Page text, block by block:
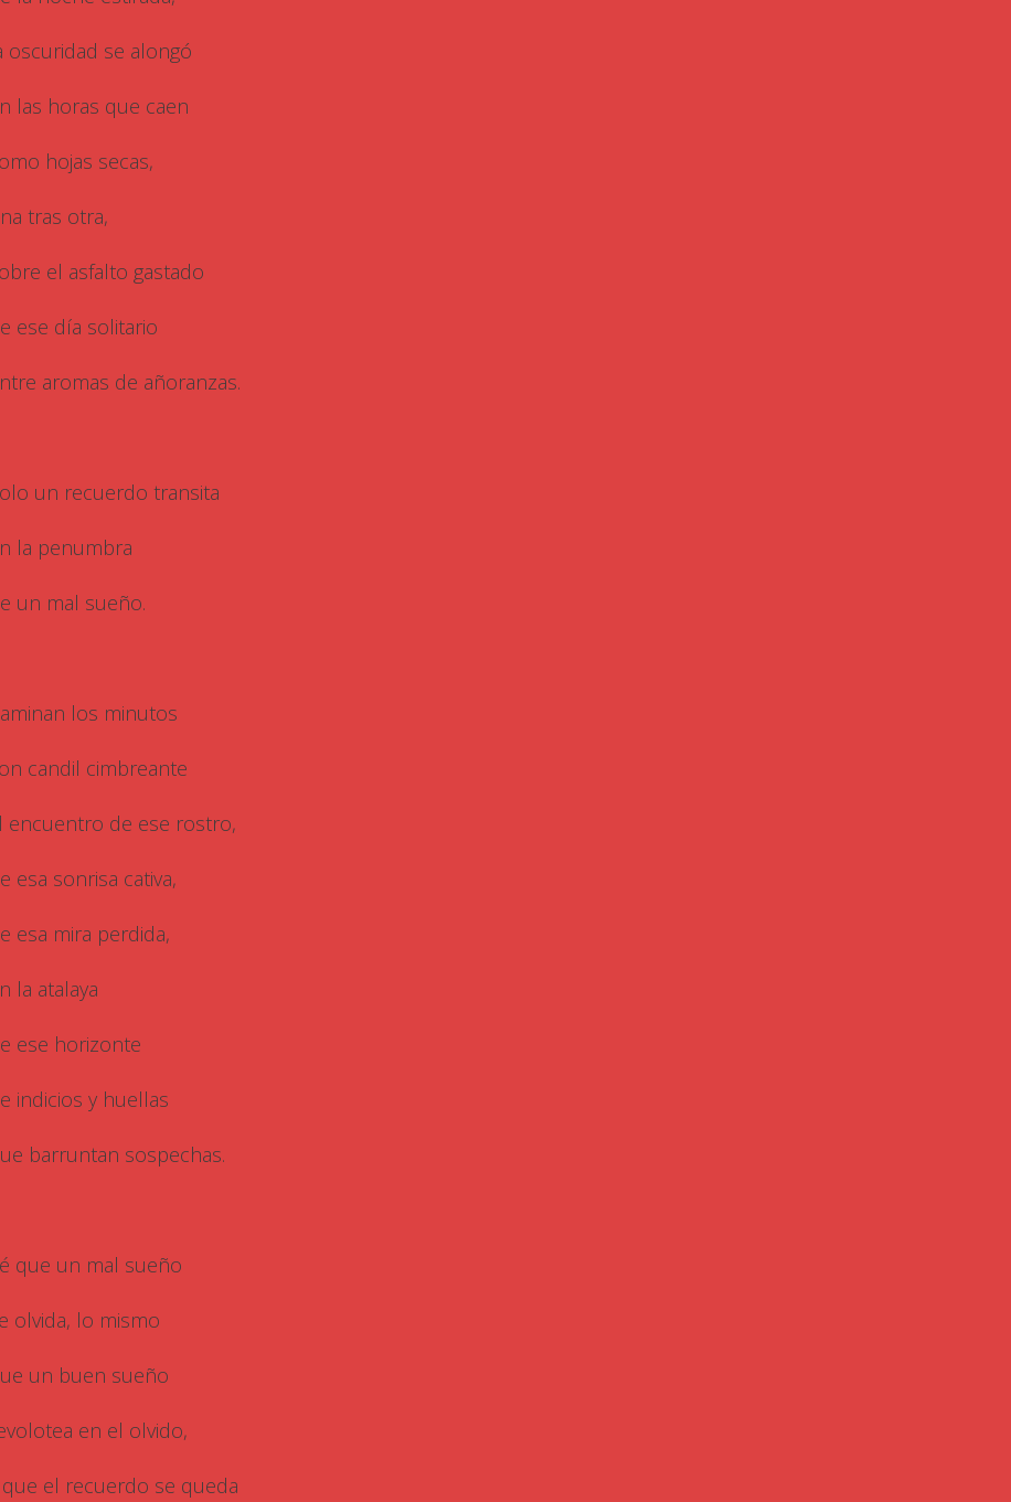
oscuridad se alongó
las horas que caen
hojas secas,
tras otra,
el asfalto gastado
ese día solitario
aromas de añoranzas.
un recuerdo transita
la penumbra
un mal sueño.
los minutos
candil cimbreante
encuentro de ese rostro,
esa sonrisa cativa,
esa mira perdida,
la atalaya
ese horizonte
indicios y huellas
barruntan sospechas.
que un mal sueño
olvida, lo mismo
un buen sueño
en el olvido,
el recuerdo se queda